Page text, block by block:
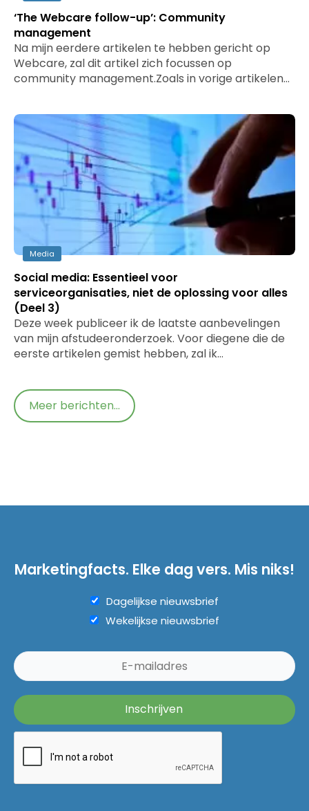
‘The Webcare follow-up’: Community
management
Na mijn eerdere artikelen te hebben gericht op
Webcare, zal dit artikel zich focussen op
community management.Zoals in vorige artikelen…
Media
Social media: Essentieel voor
serviceorganisaties, niet de oplossing voor alles
(Deel 3)
Deze week publiceer ik de laatste aanbevelingen
van mijn afstudeeronderzoek. Voor diegene die de
eerste artikelen gemist hebben, zal ik…
Meer berichten...
Marketingfacts. Elke dag vers. Mis niks!
Dagelijkse nieuwsbrief
Wekelijkse nieuwsbrief